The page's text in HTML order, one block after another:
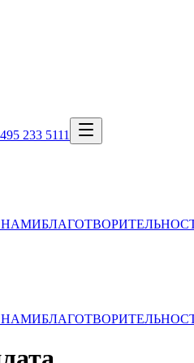
233 5111
НАМИ
НАМИ